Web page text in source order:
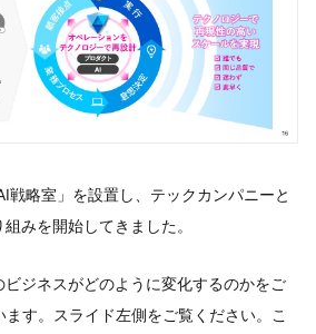
戦略室」を設置し、テックカンパニーと
みを開始してきました。
ジネスがどのように変化するのかをご
す。スライド左側をご覧ください。こ